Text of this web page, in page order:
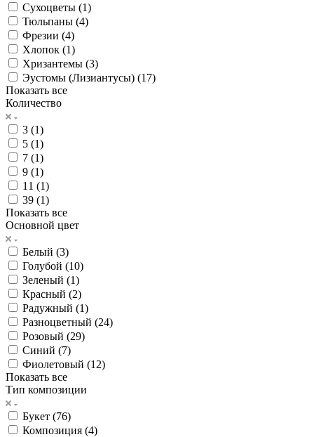
Сухоцветы (1)
Тюльпаны (4)
Фрезии (4)
Хлопок (1)
Хризантемы (3)
Эустомы (Лизиантусы) (17)
Показать все
Количество
3 (1)
5 (1)
7 (1)
9 (1)
11 (1)
39 (1)
Показать все
Основной цвет
Белый (3)
Голубой (10)
Зеленый (1)
Красный (2)
Радужный (1)
Разноцветный (24)
Розовый (29)
Синий (7)
Фиолетовый (12)
Показать все
Тип композиции
Букет (76)
Композиция (4)